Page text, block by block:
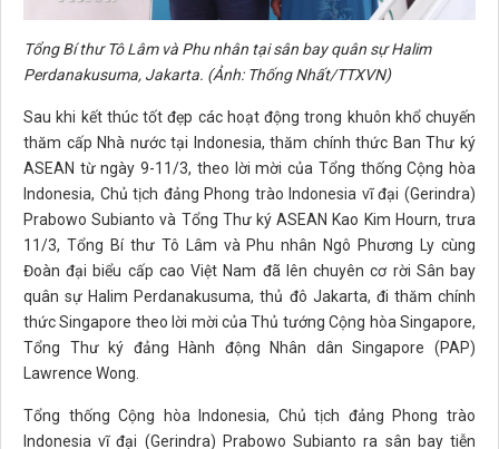
Tổng Bí thư Tô Lâm và Phu nhân tại sân bay quân sự Halim
Perdanakusuma, Jakarta. (Ảnh: Thống Nhất/TTXVN)
Sau khi kết thúc tốt đẹp các hoạt động trong khuôn khổ chuyến
thăm cấp Nhà nước tại Indonesia, thăm chính thức Ban Thư ký
ASEAN từ ngày 9-11/3, theo lời mời của Tổng thống Cộng hòa
Indonesia, Chủ tịch đảng Phong trào Indonesia vĩ đại (Gerindra)
Prabowo Subianto và Tổng Thư ký ASEAN Kao Kim Hourn, trưa
11/3, Tổng Bí thư Tô Lâm và Phu nhân Ngô Phương Ly cùng
Đoàn đại biểu cấp cao Việt Nam đã lên chuyên cơ rời Sân bay
quân sự Halim Perdanakusuma, thủ đô Jakarta, đi thăm chính
thức Singapore theo lời mời của Thủ tướng Cộng hòa Singapore,
Tổng Thư ký đảng Hành động Nhân dân Singapore (PAP)
Lawrence Wong.
Tổng thống Cộng hòa Indonesia, Chủ tịch đảng Phong trào
Indonesia vĩ đại (Gerindra) Prabowo Subianto ra sân bay tiễn